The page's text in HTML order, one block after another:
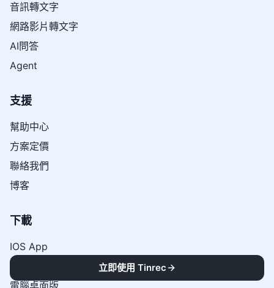
音訊轉文字
網路影片轉文字
AI問答
Agent
支援
幫助中心
方案定價
聯絡我們
博客
下載
IOS App
電腦桌面版
立即使用 Tinrec